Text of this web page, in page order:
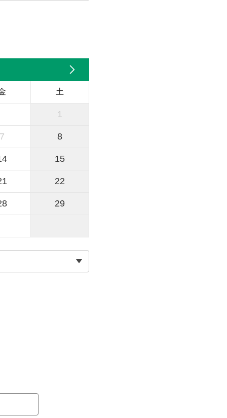
土
1
8
15
22
29